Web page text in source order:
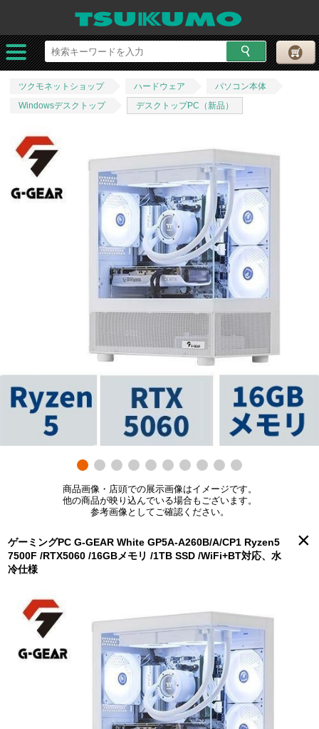
ツクモネットショップ ハードウェア
パソコン本体
Windowsデスクトップ
デスクトップPC（新品）
商品画像・店頭での展示画像はイメージです。
他の商品が映り込んでいる場合もございます。
参考画像としてご確認ください。
×
ゲーミングPC G-GEAR White GP5A-A260B/A/CP1 Ryzen5
7500F /RTX5060 /16GBメモリ /1TB SSD /WiFi+BT対応、水
冷仕様